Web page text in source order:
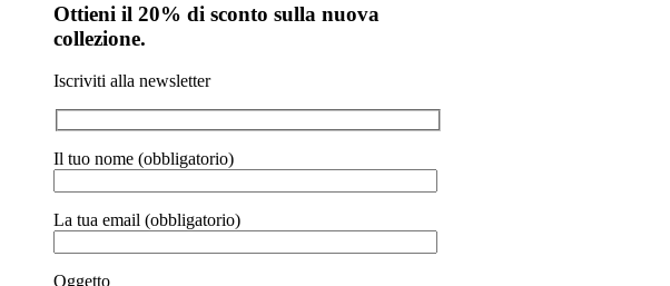
Ottieni il 20% di sconto sulla nuova
collezione.
Iscriviti alla newsletter
Il tuo nome (obbligatorio)
La tua email (obbligatorio)
Oggetto